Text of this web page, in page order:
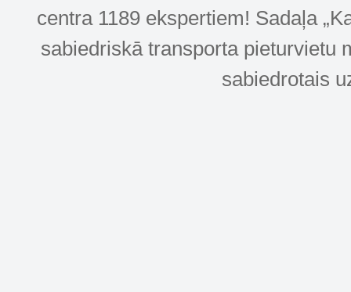
centra 1189 ekspertiem! Sadaļa
sabiedriskā transporta pieturvietu
sabiedrotais